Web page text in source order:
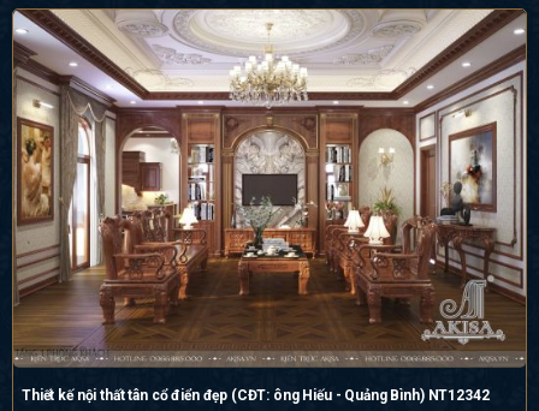
Thiết kế nội thất tân cổ điển đẹp (CĐT: ông Hiếu - Quảng Bình) NT12342